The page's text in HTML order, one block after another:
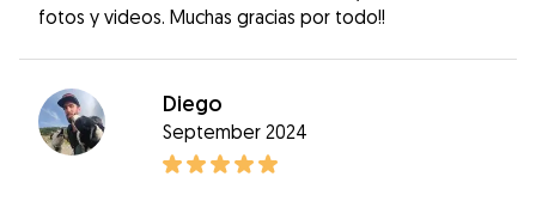
fotos y videos. Muchas gracias por todo!!
Diego
September 2024